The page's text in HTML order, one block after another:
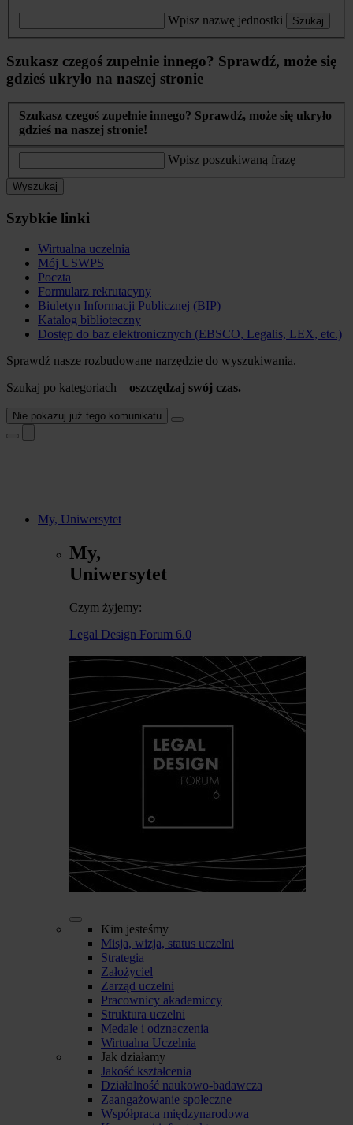
Wpisz nazwę jednostki Szukaj
Szukasz czegoś zupełnie innego? Sprawdź, może się
gdzieś ukryło na naszej stronie
Szukasz czegoś zupełnie innego? Sprawdź, może się ukryło
gdzieś na naszej stronie!
Wpisz poszukiwaną frazę
Wyszukaj
Szybkie linki
Wirtualna uczelnia
Mój USWPS
Poczta
Formularz rekrutacyny
Biuletyn Informacji Publicznej (BIP)
Katalog biblioteczny
Dostęp do baz elektronicznych (EBSCO, Legalis, LEX, etc.)
Sprawdź nasze rozbudowane narzędzie do wyszukiwania.
Szukaj po kategoriach – oszczędzaj swój czas.
Nie pokazuj już tego komunikatu
My, Uniwersytet
My,
Uniwersytet
Czym żyjemy:
Legal Design Forum 6.0
Kim jesteśmy
Misja, wizja, status uczelni
Strategia
Założyciel
Zarząd uczelni
Pracownicy akademiccy
Struktura uczelni
Medale i odznaczenia
Wirtualna Uczelnia
Jak działamy
Jakość kształcenia
Działalność naukowo-badawcza
Zaangażowanie społeczne
Współpraca międzynarodowa